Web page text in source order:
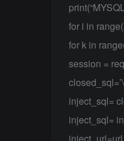
for i in
for k in
session =
inject_sql=
inject_sql=